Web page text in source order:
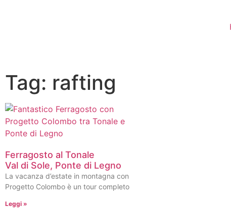
Tag: rafting
Ferragosto al Tonale
Val di Sole, Ponte di Legno
La vacanza d’estate in montagna con
Progetto Colombo è un tour completo
Leggi »